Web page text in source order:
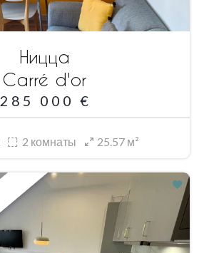
Ницца
Carré d'or
285 000 €
2 комнаты 25.57 м²